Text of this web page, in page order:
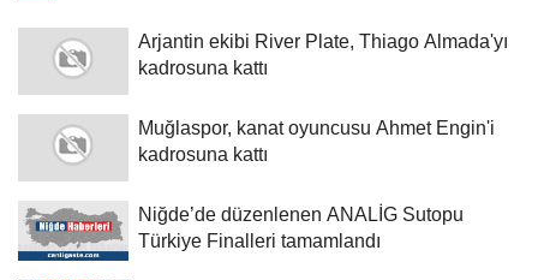
Arjantin ekibi River Plate, Thiago Almada'yı
kadrosuna kattı
Muğlaspor, kanat oyuncusu Ahmet Engin'i
kadrosuna kattı
Niğde’de düzenlenen ANALİG Sutopu
Türkiye Finalleri tamamlandı